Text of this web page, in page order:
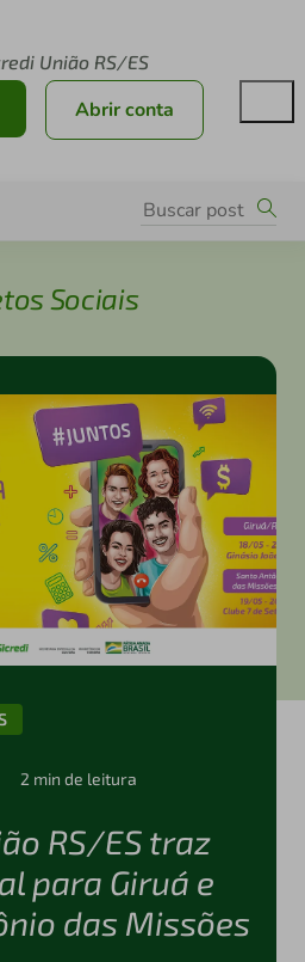
União RS/ES
Abrir conta
Sociais
2 min de leitura
RS/ES traz
para Giruá e
das Missões